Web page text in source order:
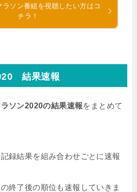
ラソン番組を視聴したい方はコ
チラ！
結果速報
ソン2020の結果速報をまとめて
録結果を組み合わせごとに速報
終了後の順位も速報していきま